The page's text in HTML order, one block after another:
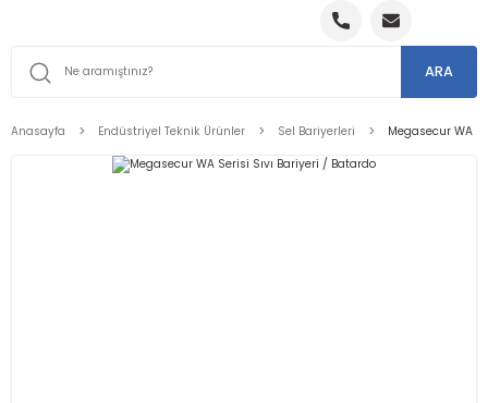
ARA
Anasayfa Endüstriyel Teknik Ürünler Sel Bariyerleri Megasecur WA